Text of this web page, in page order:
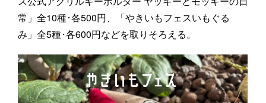
常」全10種･各500円、「やきいもフェスいもぐる
み」全5種･各600円などを取りそろえる。